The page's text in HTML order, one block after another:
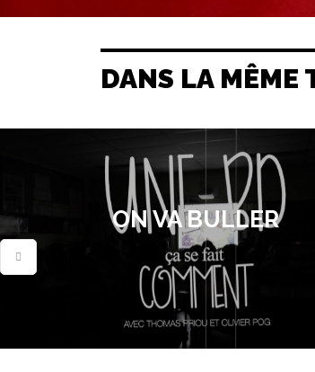
DANS LA MÊME
ON VA BULLER